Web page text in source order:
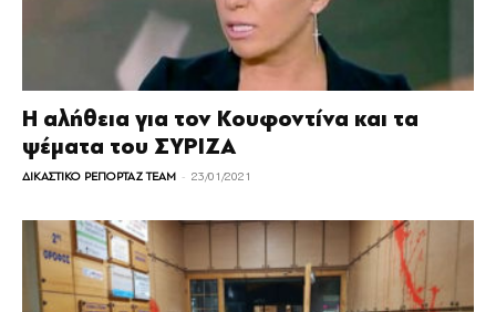
Η αλήθεια για τον Κουφοντίνα και τα
ψέματα του ΣΥΡΙΖΑ
ΔΙΚΑΣΤΙΚΟ ΡΕΠΟΡΤΑΖ TEAM - 23/01/2021